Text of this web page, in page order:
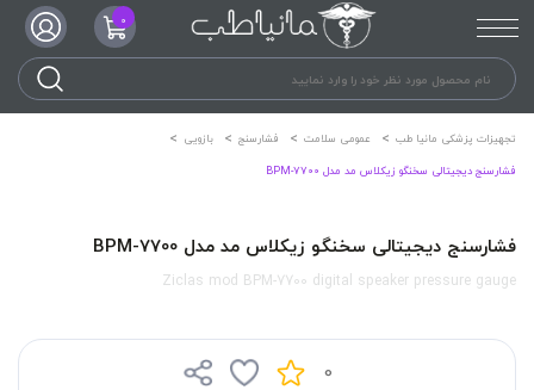
0
تجهیزات پزشکی مانیا طب عمومی سلامت فشارسنج
بازویی
فشارسنج دیجیتالی سخنگو زیکلاس مد مدل BPM-7700
فشارسنج دیجیتالی سخنگو زیکلاس مد مدل BPM-7700
Ziclas mod BPM-7700 digital speaker pressure gauge
0